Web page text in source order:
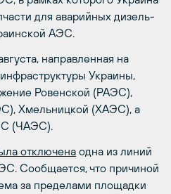
для аварийных дизель-
АЭС.
направленная на
Украины,
Ровенской (РАЭС),
Хмельницкой (ХАЭС), а
(ЧАЭС).
отключена одна из линий
Сообщается, что причиной
за пределами площадки